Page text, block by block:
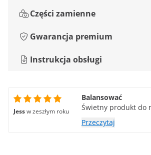
Części zamienne
Gwarancja premium
Instrukcja obsługi
Jessw zeszłym roku
Balansować
Świetny produkt do
Przeczytaj